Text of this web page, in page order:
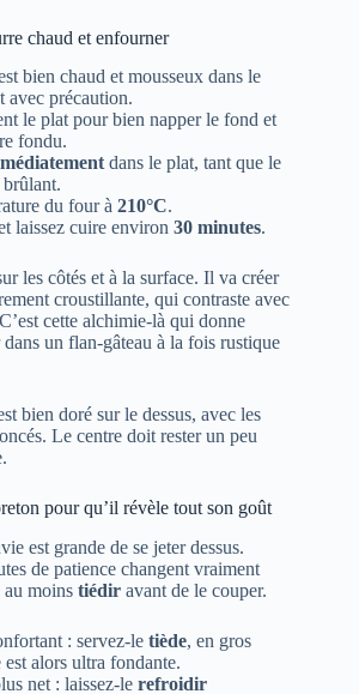
chaud et enfourner
bien chaud et mousseux dans le
avec précaution.
le plat pour bien napper le fond et
fondu.
dans le plat, tant que le
brûlant.
du four à 210°C.
laissez cuire environ 30 minutes.
les côtés et à la surface. Il va créer
croustillante, qui contraste avec
cette alchimie-là qui donne
un flan-gâteau à la fois rustique
bien doré sur le dessus, avec les
Le centre doit rester un peu
pour qu’il révèle tout son goût
est grande de se jeter dessus.
de patience changent vraiment
au moins tiédir avant de le couper.
: servez-le tiède, en gros
alors ultra fondante.
net : laissez-le refroidir